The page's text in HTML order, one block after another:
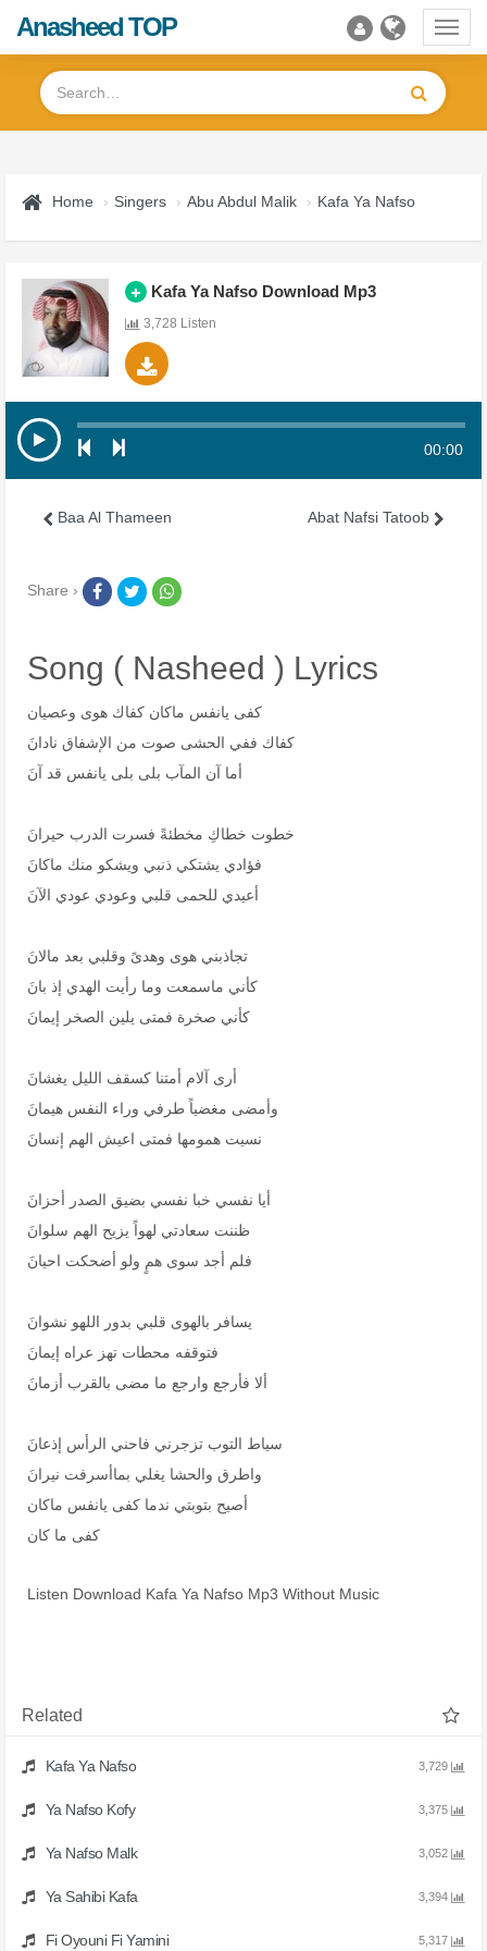
Anasheed TOP
Home Singers Abu Abdul Malik Kafa Ya Nafso
Kafa Ya Nafso Download Mp3
3,728 Listen
00:00
Baa Al Thameen
Share ›
Song ( Nasheed ) Lyrics
كفى يانفس ماكان كفاك هوى وعصيان
كفاك ففي الحشى صوت من الإشفاق نادانَ
أما آن المآب بلى بلى يانفس قد آنَ
خطوت خطاكِ مخطئةً فسرت الدرب حيرانَ
فؤادي يشتكي ذنبي ويشكو منك ماكانَ
أعيدي للحمى قلبي وعودي عودي الآنَ
تجاذبني هوى وهدىً وقلبي بعد مالانَ
كأني ماسمعت وما رأيت الهدي إذ بانَ
كأني صخرة فمتى يلين الصخر إيمانَ
أرى آلام أمتنا كسقف الليل يغشانَ
وأمضى مغضياً طرفي وراء النفس هيمانَ
نسيت همومها فمتى اعيش الهم إنسانَ
أيا نفسي خبا نفسي بضيق الصدر أحزانَ
ظننت سعادتي لهواً يزيح الهم سلوانَ
فلم أجد سوى همٍ ولو أضحكت احيانَ
يسافر بالهوى قلبي بدور اللهو نشوانَ
فتوقفه محطات تهز عراه إيمانَ
ألا فأرجع وارجع ما مضى بالقرب أزمانَ
سياط التوب تزجرني فاحني الرأس إذعانَ
واطرق والحشا يغلي بماأسرفت نيرانَ
أصيح بتوبتي ندما كفى يانفس ماكان
كفى ما كان
Listen Download Kafa Ya Nafso Mp3 Without Music
Related
Kafa Ya Nafso 3,729
Ya Nafso Kofy 3,375
Ya Nafso Malk 3,052
Ya Sahibi Kafa 3,394
Fi Oyouni Fi Yamini 5,317